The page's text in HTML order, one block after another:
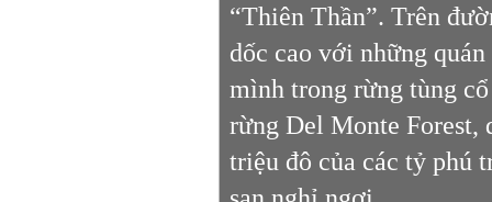
“Thiên Thần”. Trên
dốc cao với những
mình trong rừng tùng
rừng Del Monte Forest,
triệu đô của các tỷ phú